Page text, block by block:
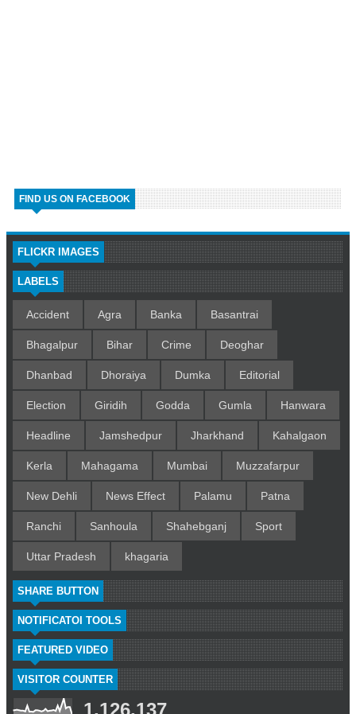
FIND US ON FACEBOOK
FLICKR IMAGES
LABELS
Accident Agra Banka Basantrai
Bhagalpur Bihar Crime Deoghar
Dhanbad Dhoraiya Dumka Editorial
Election Giridih Godda Gumla Hanwara
Headline Jamshedpur Jharkhand Kahalgaon
Kerla Mahagama Mumbai Muzzafarpur
New Dehli News Effect Palamu Patna
Ranchi Sanhoula Shahebganj Sport
Uttar Pradesh khagaria
SHARE BUTTON
NOTIFICATOI TOOLS
FEATURED VIDEO
VISITOR COUNTER
1,126,137